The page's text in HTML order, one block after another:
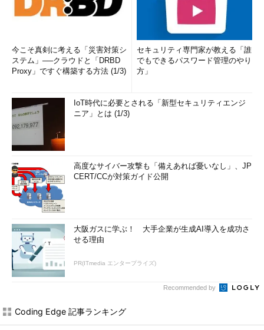
今こそ真剣に考える「災害対策シ
ステム」──クラウドと「DRBD
Proxy」ですぐ構築する方法 (1/3)
セキュリティ専門家が教える「誰
でもできるパスワード管理のやり
方」
IoT時代に必要とされる「新型セキュリティエンジ
ニア」とは (1/3)
高度なサイバー攻撃も「備えあれば憂いなし」、JP
CERT/CCが対策ガイド公開
大阪ガスに学ぶ！ 大手企業が生成AI導入を成功さ
せる理由
PR(ITmedia エンタープライズ)
Recommended by
Coding Edge 記事ランキング